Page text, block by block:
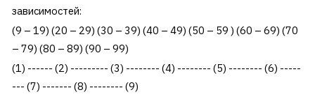
зависимостей:
(9 – 19) (20 – 29) (30 – 39) (40 – 49) (50 – 59 ) (60 – 69) (70
– 79) (80 – 89) (90 – 99)
(1) ------ (2) --------- (3) -------- (4) -------- (5) -------- (6) -----
--- (7) ------- (8) -------- (9)